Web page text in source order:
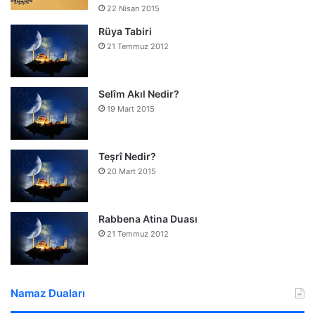
22 Nisan 2015
Rüya Tabiri
21 Temmuz 2012
Selîm Akıl Nedir?
19 Mart 2015
Teşrî Nedir?
20 Mart 2015
Rabbena Atina Duası
21 Temmuz 2012
Namaz Duaları